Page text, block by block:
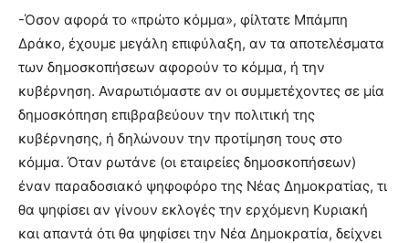
-Όσον αφορά το «πρώτο κόμμα», φίλτατε Μπάμπη
Δράκο, έχουμε μεγάλη επιφύλαξη, αν τα αποτελέσματα
των δημοσκοπήσεων αφορούν το κόμμα, ή την
κυβέρνηση. Αναρωτιόμαστε αν οι συμμετέχοντες σε μία
δημοσκόπηση επιβραβεύουν την πολιτική της
κυβέρνησης, ή δηλώνουν την προτίμηση τους στο
κόμμα. Όταν ρωτάνε (οι εταιρείες δημοσκοπήσεων)
έναν παραδοσιακό ψηφοφόρο της Νέας Δημοκρατίας, τι
θα ψηφίσει αν γίνουν εκλογές την ερχόμενη Κυριακή
και απαντά ότι θα ψηφίσει την Νέα Δημοκρατία, δείχνει